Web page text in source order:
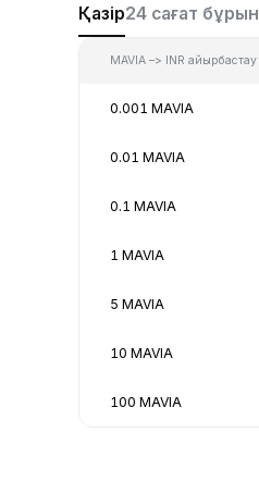
Қазір24 сағат бұрын
MAVIA –> INR айырбастау
0.001 MAVIA
0.01 MAVIA
0.1 MAVIA
1 MAVIA
5 MAVIA
10 MAVIA
100 MAVIA